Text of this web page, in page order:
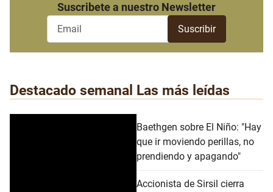
Suscribete a nuestro Newsletter
Destacado semanal Las más leídas
Baethgen sobre El Niño: "Hay
que ir moviendo perillas, no
prendiendo y apagando"
Accionista de Sirsil cierra